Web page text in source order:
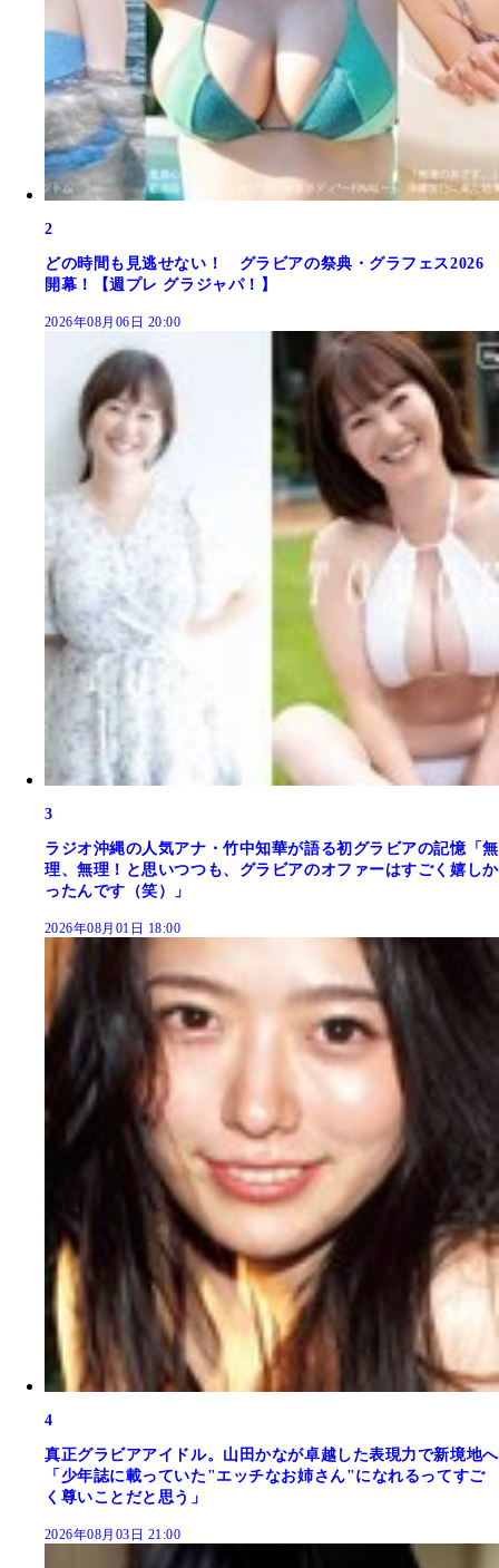
2
どの時間も見逃せない！ グラビアの祭典・グラフェス2026
開幕！【週プレ グラジャパ！】
2026年08月06日 20:00
3
ラジオ沖縄の人気アナ・竹中知華が語る初グラビアの記憶「無
理、無理！と思いつつも、グラビアのオファーはすごく嬉しか
ったんです（笑）」
2026年08月01日 18:00
4
真正グラビアアイドル。山田かなが卓越した表現力で新境地へ
「少年誌に載っていた"エッチなお姉さん"になれるってすご
く尊いことだと思う」
2026年08月03日 21:00